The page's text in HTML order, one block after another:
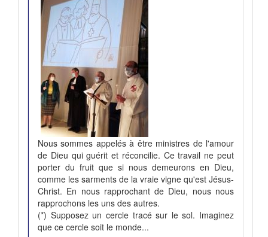
Nous sommes appelés à être ministres de l'amour
de Dieu qui guérit et réconcilie. Ce travail ne peut
porter du fruit que si nous demeurons en Dieu,
comme les sarments de la vraie vigne qu'est Jésus-
Christ. En nous rapprochant de Dieu, nous nous
rapprochons les uns des autres.
(*) Supposez un cercle tracé sur le sol. Imaginez
que ce cercle soit le monde...